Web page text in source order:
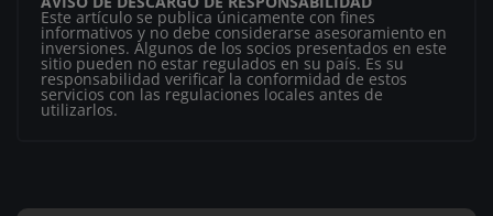
Este artículo se publica únicamente con fines
informativos y no debe considerarse asesoramiento en
inversiones. Algunos de los socios presentados en este
sitio pueden no estar regulados en su país. Es su
responsabilidad verificar la conformidad de estos
servicios con las regulaciones locales antes de
utilizarlos.